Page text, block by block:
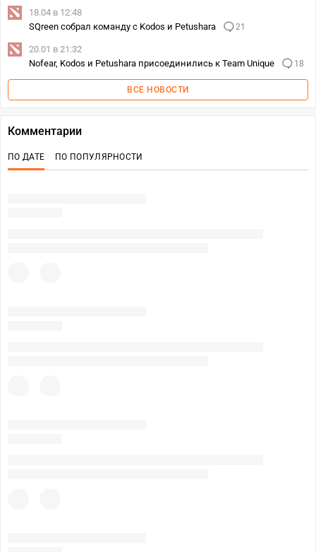
18.04 в 12:48
SQreen собрал команду с Kodos и Petushara
21
20.01 в 21:32
Nofear, Kodos и Petushara присоединились к Team Unique
18
ВСЕ НОВОСТИ
Комментарии
ПО ДАТЕ ПО ПОПУЛЯРНОСТИ